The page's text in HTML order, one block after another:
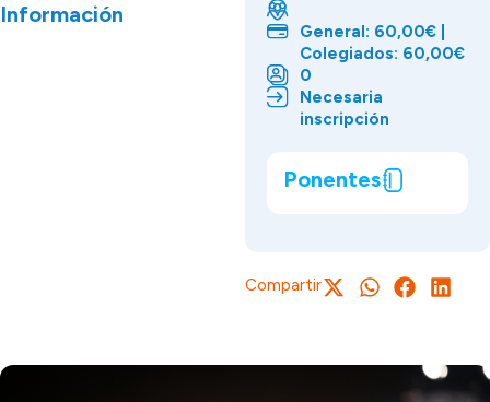
Información
General: 60,00€ |
Colegiados: 60,00€
0
Necesaria
inscripción
Ponentes
Compartir